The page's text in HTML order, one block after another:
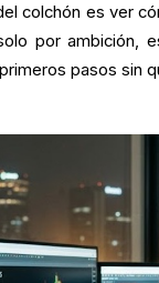
colchón es ver
por ambición,
pasos sin